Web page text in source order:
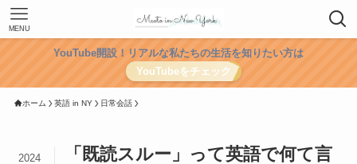
MENU
YouTube開設！リアルな私たちの生活を知りたい方は
YouTubeをチェック
ホーム 英語 in NY 日常会話
「既読スルー」って英語で何て言
2024